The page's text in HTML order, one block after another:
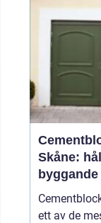
Metoden g...
Skåne:
lantbruk,
ett av de